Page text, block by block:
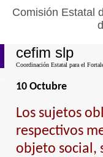
Comisión Estatal
cefim slp
Coordinación Estatal para el
10 Octubre
Los sujetos
respectivos
objeto social,